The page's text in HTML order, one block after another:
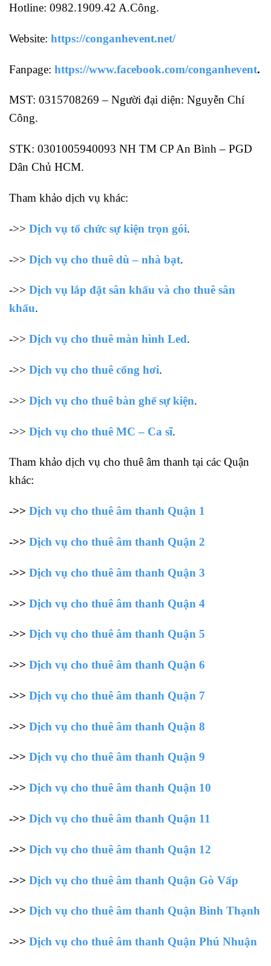
Hotline: 0982.1909.42 A.Công.
Website: https://conganhevent.net/
Fanpage: https://www.facebook.com/conganhevent.
MST: 0315708269 – Người đại diện: Nguyễn Chí
Công.
STK: 0301005940093 NH TM CP An Bình – PGD
Dân Chủ HCM.
Tham khảo dịch vụ khác:
->> Dịch vụ tổ chức sự kiện trọn gói.
->> Dịch vụ cho thuê dù – nhà bạt.
->> Dịch vụ lắp đặt sân khấu và cho thuê sân
khấu.
->> Dịch vụ cho thuê màn hình Led.
->> Dịch vụ cho thuê cổng hơi.
->> Dịch vụ cho thuê bàn ghế sự kiện.
->> Dịch vụ cho thuê MC – Ca sĩ.
Tham khảo dịch vụ cho thuê âm thanh tại các Quận
khác:
->> Dịch vụ cho thuê âm thanh Quận 1
->> Dịch vụ cho thuê âm thanh Quận 2
->> Dịch vụ cho thuê âm thanh Quận 3
->> Dịch vụ cho thuê âm thanh Quận 4
->> Dịch vụ cho thuê âm thanh Quận 5
->> Dịch vụ cho thuê âm thanh Quận 6
->> Dịch vụ cho thuê âm thanh Quận 7
->> Dịch vụ cho thuê âm thanh Quận 8
->> Dịch vụ cho thuê âm thanh Quận 9
->> Dịch vụ cho thuê âm thanh Quận 10
->> Dịch vụ cho thuê âm thanh Quận 11
->> Dịch vụ cho thuê âm thanh Quận 12
->> Dịch vụ cho thuê âm thanh Quận Gò Vấp
->> Dịch vụ cho thuê âm thanh Quận Bình Thạnh
->> Dịch vụ cho thuê âm thanh Quận Phú Nhuận